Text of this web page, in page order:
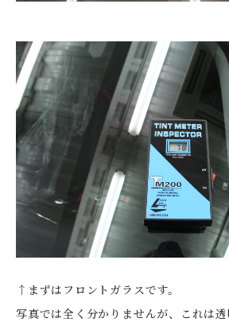
↑まずはフロントガラスです。
写真では全く分かりませんが、これは